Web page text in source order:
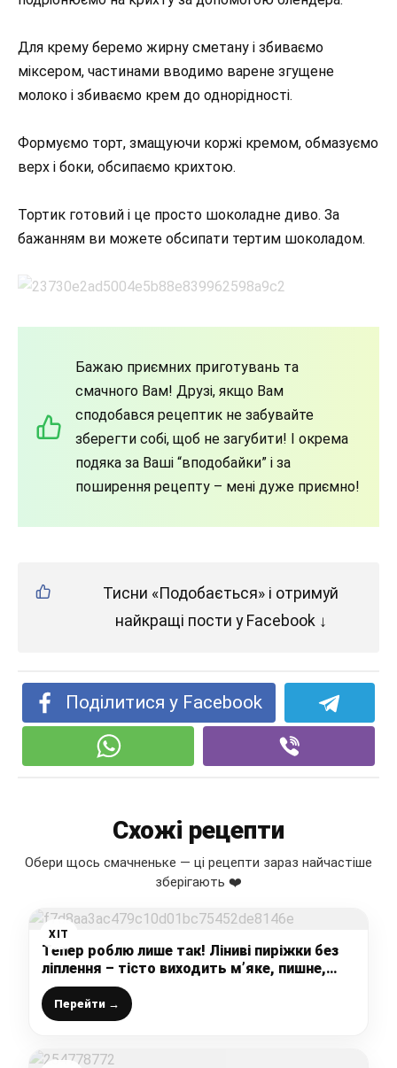
Для крему беремо жирну сметану і збиваємо
міксером, частинами вводимо варене згущене
молоко і збиваємо крем до однорідності.
Формуємо торт, змащуючи коржі кремом, обмазуємо
верх і боки, обсипаємо крихтою.
Тортик готовий і це просто шоколадне диво. За
бажанням ви можете обсипати тертим шоколадом.
Бажаю приємних приготувань та
смачного Вам! Друзі, якщо Вам
сподобався рецептик не забувайте
зберегти собі, щоб не загубити! І окрема
подяка за Ваші “вподобайки” і за
поширення рецепту – мені дуже приємно!
Тисни «Подобається» і отримуй
найкращі пости у Facebook ↓
Поділитися у Facebook
Схожі рецепти
Обери щось смачненьке — ці рецепти зараз найчастіше
зберігають ❤️
ХІТ
Тепер роблю лише так! Ліниві пиріжки без
ліплення – тісто виходить м’яке, пишне,
пористе
Перейти →